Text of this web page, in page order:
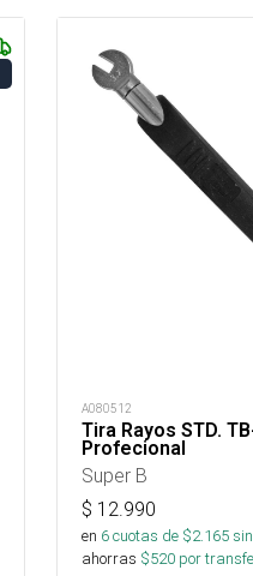
A080512
Tira Rayos STD.
Profecional
Super B
$ 12.990
en 6cuotas de $2.165
ahorras $520 por